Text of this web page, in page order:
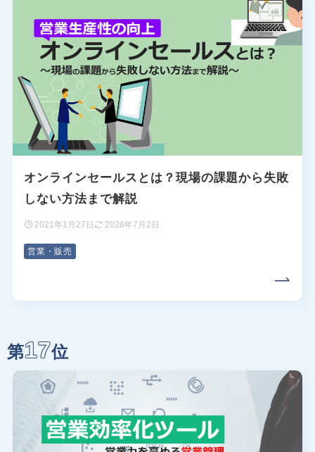
オンラインセールスとは？現場の課題から失敗
しない方法まで解説
2021年1月27日 2026年7月2日
営業・販売
第17位